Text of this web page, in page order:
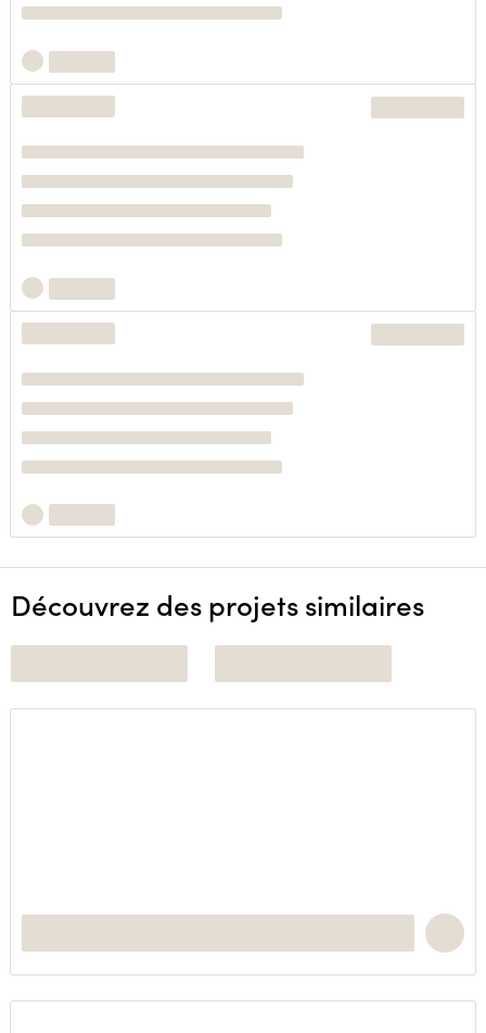
Découvrez des projets similaires